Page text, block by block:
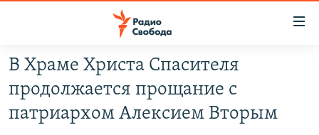
упрощенного
доступа
ПРОГРАММЫ
ПОДКАСТЫ
АВТОРСКИЕ ПРОЕКТЫ
В Храме Христа Спасителя
продолжается прощание с
патриархом Алексием Вторым